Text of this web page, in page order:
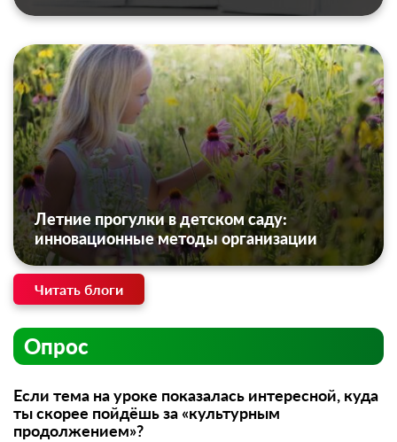
Летние прогулки в детском саду:
инновационные методы организации
Читать блоги
Опрос
Если тема на уроке показалась интересной, куда
ты скорее пойдёшь за «культурным
продолжением»?